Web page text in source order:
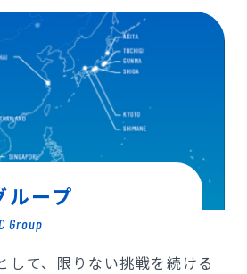
ループ
Group
して、限りない挑戦を続ける